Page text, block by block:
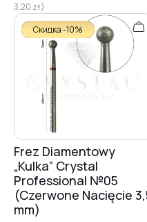
3,20 zł)
Скидка -10%
Frez Diamentowy
„Kulka” Crystal
Professional №05
(Czerwone Nacięcie
mm)